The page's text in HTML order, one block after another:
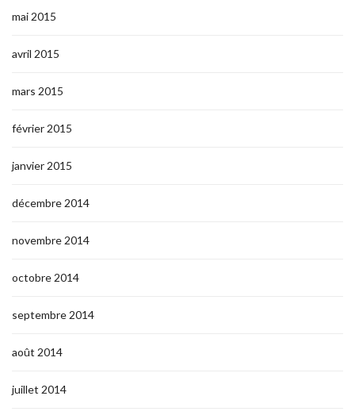
mai 2015
avril 2015
mars 2015
février 2015
janvier 2015
décembre 2014
novembre 2014
octobre 2014
septembre 2014
août 2014
juillet 2014